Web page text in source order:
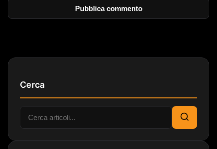
Cerca
Cerca:
Cerca